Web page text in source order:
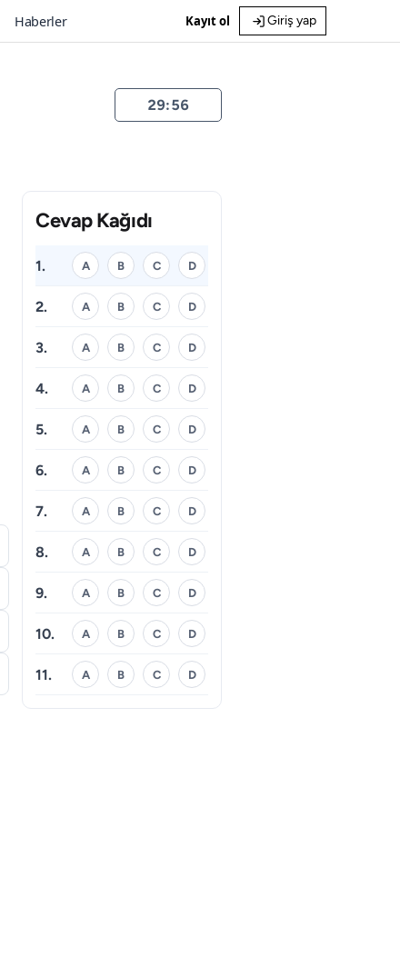
Haberler Kayıt ol Giriş yap
29:55
Cevap Kağıdı
1. A B C D
2. A B C D
3. A B C D
4. A B C D
5. A B C D
6. A B C D
7. A B C D
8. A B C D
9. A B C D
10. A B C D
11. A B C D